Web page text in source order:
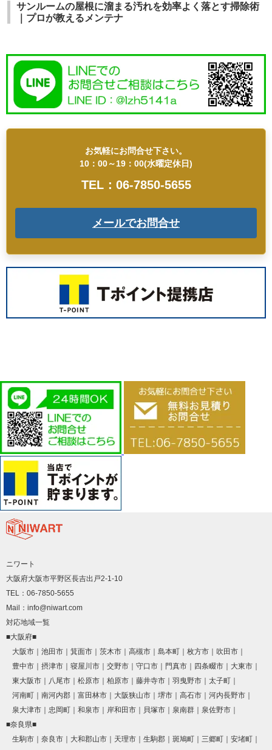
サンルームの屋根に溜まる汚れを効率よく落とす掃除術
｜プロが教えるメンテナ
お気軽にお問合せ下さい。
10：00～19：00(水曜定休日)
TEL：06-7850-5655
メールでお問合せ
ニワート
大阪府大阪市平野区長吉出戸2-1-10
TEL：06-7850-5655
Mail：info@niwart.com
対応地域一覧
■大阪府■
大阪市
池田市 箕面市 茨木市 高槻市 島本町 枚方市
吹田市
豊中市
摂津市 寝屋川市 交野市 守口市 門真市 四条畷市
大東市
東大阪市
八尾市 松原市 柏原市 藤井寺市 羽曳野市
太子町
河南町
南河内郡 富田林市 大阪狭山市 堺市 高石市
河内長野市
泉大津市
忠岡町 和泉市 岸和田市 貝塚市 泉南群
泉佐野市
■奈良県■
生駒市
奈良市 大和郡山市 天理市 生駒郡 斑鳩町 三郷町
安堵町